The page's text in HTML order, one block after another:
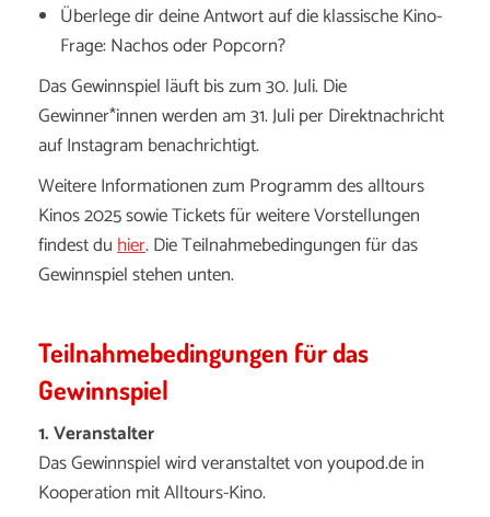
Überlege dir deine Antwort auf die klassische Kino-
Frage: Nachos oder Popcorn?
Das Gewinnspiel läuft bis zum 30. Juli. Die
Gewinner*innen werden am 31. Juli per Direktnachricht
auf Instagram benachrichtigt.
Weitere Informationen zum Programm des alltours
Kinos 2025 sowie Tickets für weitere Vorstellungen
findest duhier. Die Teilnahmebedingungen für das
Gewinnspiel stehen unten.
Teilnahmebedingungen für das
Gewinnspiel
1. Veranstalter
Das Gewinnspiel wird veranstaltet von youpod.de in
Kooperation mit Alltours-Kino.